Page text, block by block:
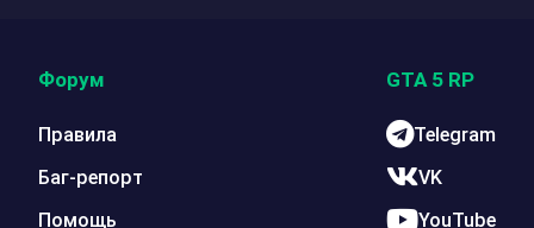
Форум
Правила
Баг-репорт
Помощь
GTA 5 RP
Telegram
VK
YouTube